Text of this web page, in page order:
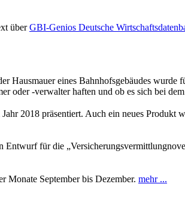
überGBI-Genios Deutsche
Hausmauer eines Bahnhofsgebäudes
oder -verwalter haften und ob es sich bei
2018 präsentiert. Auch ein neues Produkt
Entwurf für die
Monate September bis Dezember. mehr ...